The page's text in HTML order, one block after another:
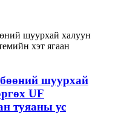
шуурхай
UF
туяаны ус